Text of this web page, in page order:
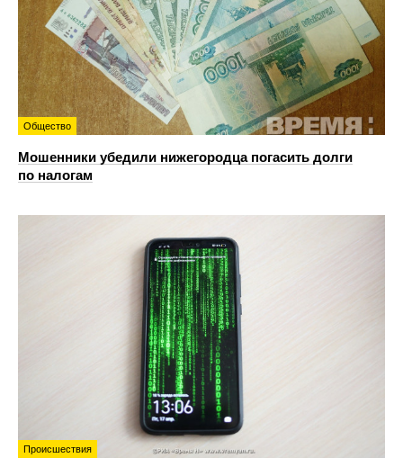
Общество
Мошенники убедили нижегородца погасить долги
по налогам
Происшествия